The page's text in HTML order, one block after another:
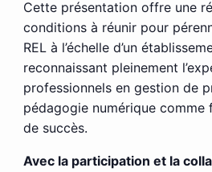
Cette présentation offre une
conditions à réunir pour
REL à l’échelle d’un
reconnaissant pleinement
professionnels en gestion de
pédagogie numérique comme
de succès.
Avec la participation et la